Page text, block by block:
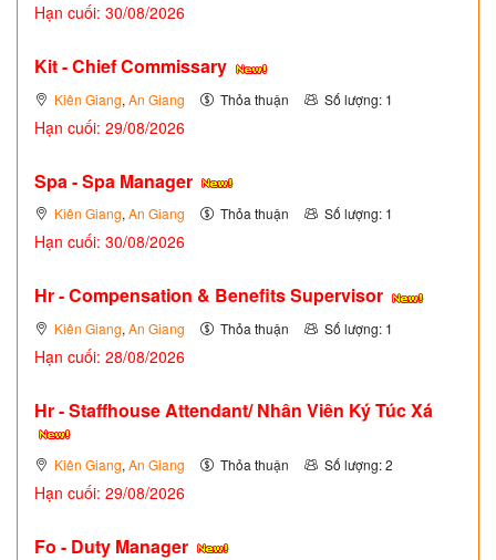
Hạn cuối: 30/08/2026
Kit - Chief Commissary
Kiên Giang, An Giang Thỏa thuận Số lượng: 1
Hạn cuối: 29/08/2026
Spa - Spa Manager
Kiên Giang, An Giang Thỏa thuận Số lượng: 1
Hạn cuối: 30/08/2026
Hr - Compensation & Benefits Supervisor
Kiên Giang, An Giang Thỏa thuận Số lượng: 1
Hạn cuối: 28/08/2026
Hr - Staffhouse Attendant/ Nhân Viên Ký Túc Xá
Kiên Giang, An Giang Thỏa thuận Số lượng: 2
Hạn cuối: 29/08/2026
Fo - Duty Manager